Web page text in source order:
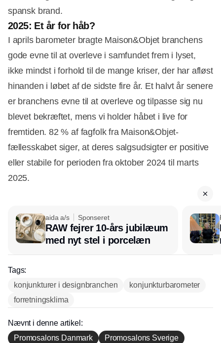
spansk brand.
2025: Et år for håb?
I aprils barometer bragte Maison&Objet branchens
gode evne til at overleve i samfundet frem i lyset,
ikke mindst i forhold til de mange kriser, der har afløst
hinanden i løbet af de sidste fire år. Et halvt år senere
er branchens evne til at overleve og tilpasse sig nu
blevet bekræftet, mens vi holder håbet i live for
fremtiden. 82 % af fagfolk fra Maison&Objet-
fællesskabet siger, at deres salgsudsigter er positive
eller stabile for perioden fra oktober 2024 til marts
2025.
aida a/s Sponseret
RAW fejrer 10-års jubilæum
med nyt stel i porcelæn
Tags:
konjunkturer i designbranchen
konjunkturbarometer
forretningsklima
Nævnt i denne artikel:
Promosalons Danmark
Promosalons Sverige